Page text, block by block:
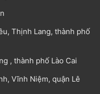
Thịnh Lang, thành phố
, thành phố Lào Cai
Vĩnh Niệm, quận Lê